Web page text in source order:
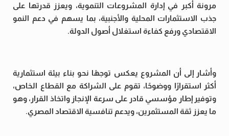
مرونة أكبر في إدارة المشروعات التنموية، ويعزز قدرتها على
جذب الاستثمارات المحلية والأجنبية، بما يسهم في دعم النمو
الاقتصادي ورفع كفاءة استغلال أصول الدولة.
وأشار إلى أن المشروع يعكس توجهًا نحو بناء بيئة استثمارية
أكثر استقرارًا ووضوحًا، تقوم على الشراكة مع القطاع الخاص،
وتوفير إطار مؤسسي قادر على سرعة الإنجاز واتخاذ القرار، وهو
ما يعزز ثقة المستثمرين، ويدعم تنافسية الاقتصاد المصري.